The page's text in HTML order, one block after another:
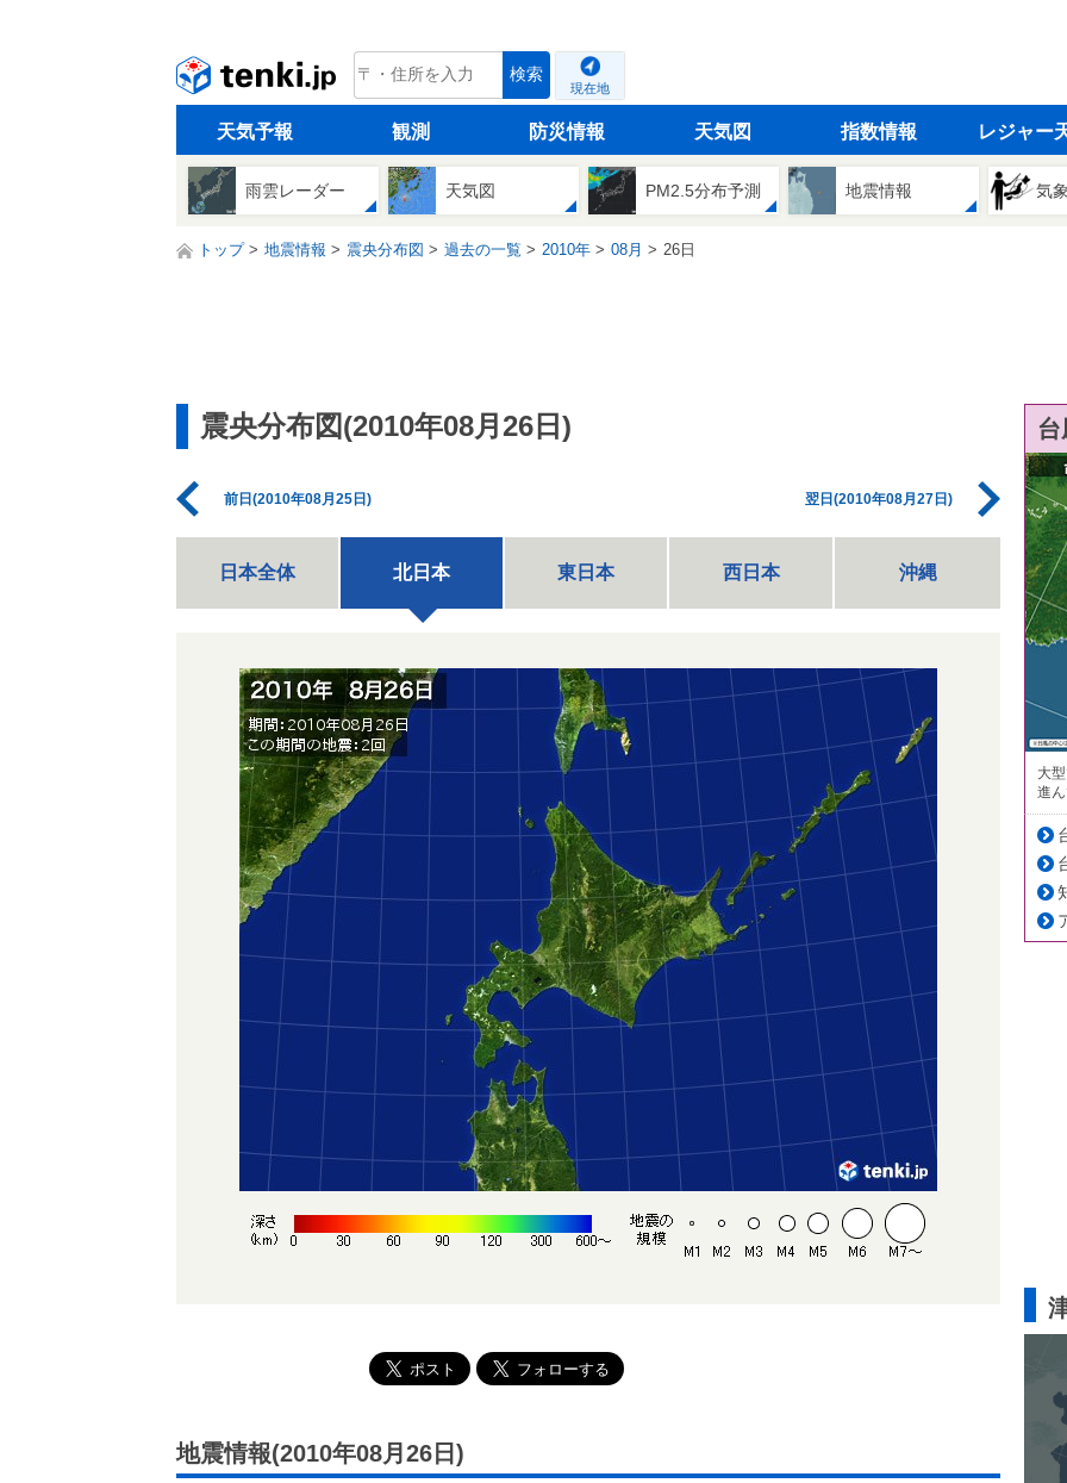
tenki.jp 検索
現在地
天気予報 観測 防災情報 天気図 指数情報 レジャー
雨雲レーダー 天気図 PM2.5分布予測 地震情報 気
トップ 地震情報 震央分布図 過去の一覧 2010年 08月 26日
震央分布図(2010年08月26日)
前日(2010年08月25日) 翌日(2010年08月27日)
日本全体 北日本 東日本 西日本 沖縄
地震情報(2010年08月26日)
大
進